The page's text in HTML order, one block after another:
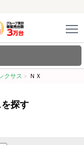
クサス ＮＸ
探す